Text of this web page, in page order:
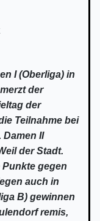
I (Oberliga) in
der
der
Teilnahme bei
Damen II
der Stadt.
gegen
auch in
B) gewinnen
remis,